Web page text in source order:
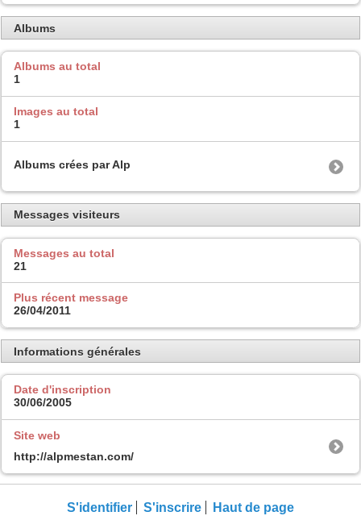
Albums
Albums au total
1
Images au total
1
Albums crées par Alp
Messages visiteurs
Messages au total
21
Plus récent message
26/04/2011
Informations générales
Date d'inscription
30/06/2005
Site web
http://alpmestan.com/
S'identifier S'inscrire Haut de page